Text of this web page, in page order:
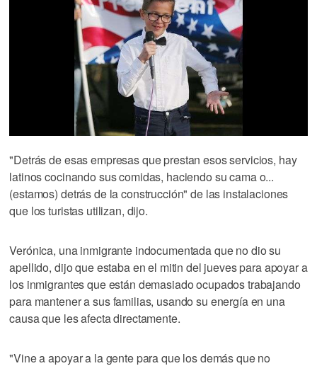
"Detrás de esas empresas que prestan esos servicios, hay
latinos cocinando sus comidas, haciendo su cama o...
(estamos) detrás de la construcción" de las instalaciones
que los turistas utilizan, dijo.
Verónica, una inmigrante indocumentada que no dio su
apellido, dijo que estaba en el mitin del jueves para apoyar a
los inmigrantes que están demasiado ocupados trabajando
para mantener a sus familias, usando su energía en una
causa que les afecta directamente.
"Vine a apoyar a la gente para que los demás que no